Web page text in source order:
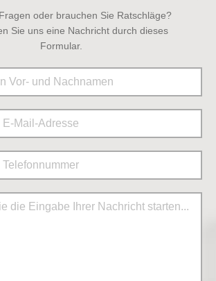
oder brauchen Sie Ratschläge?
Sie uns eine Nachricht durch dieses
Formular.